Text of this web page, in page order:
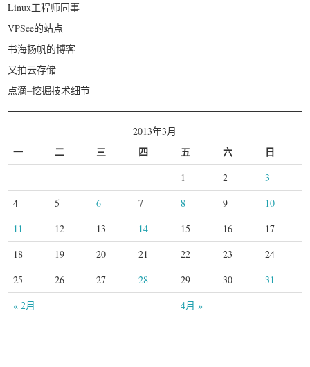
Linux工程师同事
VPSee的站点
书海扬帆的博客
又拍云存储
点滴–挖掘技术细节
2013年3月
一 二 三 四 五 六 日
« 2月 4月 »
1 2
3
4
5 6 7 8 9
10
11
12 13 14 15 16
17
18
19 20 21 22 23
24
25
26 27 28 29 30 31